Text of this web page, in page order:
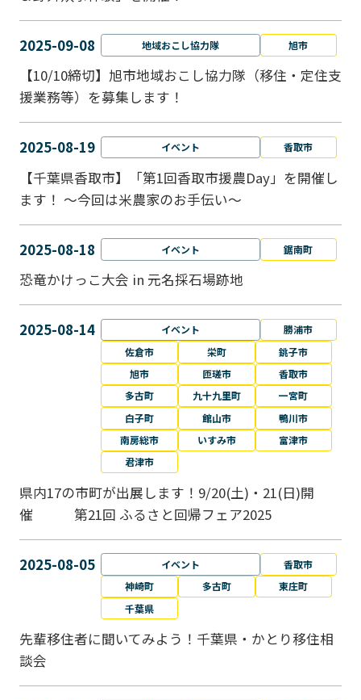
2025-09-08 地域おこし協力隊 旭市
【10/10締切】旭市地域おこし協力隊（移住・定住支
援業務等）を募集します！
2025-08-19 イベント 香取市
【千葉県香取市】「第1回香取市援農Day」を開催し
ます！ ～今回は米農家のお手伝い～
2025-08-18 イベント 鋸南町
恐竜かけっこ大会 in 元名採石場跡地
2025-08-14 イベント
勝浦市
佐倉市
栄町
銚子市
旭市
匝瑳市
香取市
多古町
九十九里町
一宮町
白子町
館山市
鴨川市
南房総市
いすみ市
富津市
君津市
県内17の市町が出展します！9/20(土)・21(日)開
催 第21回 ふるさと回帰フェア2025
2025-08-05 イベント
香取市
神崎町
多古町
東庄町
千葉県
先輩移住者に聞いてみよう！千葉県・かとり移住相
談会